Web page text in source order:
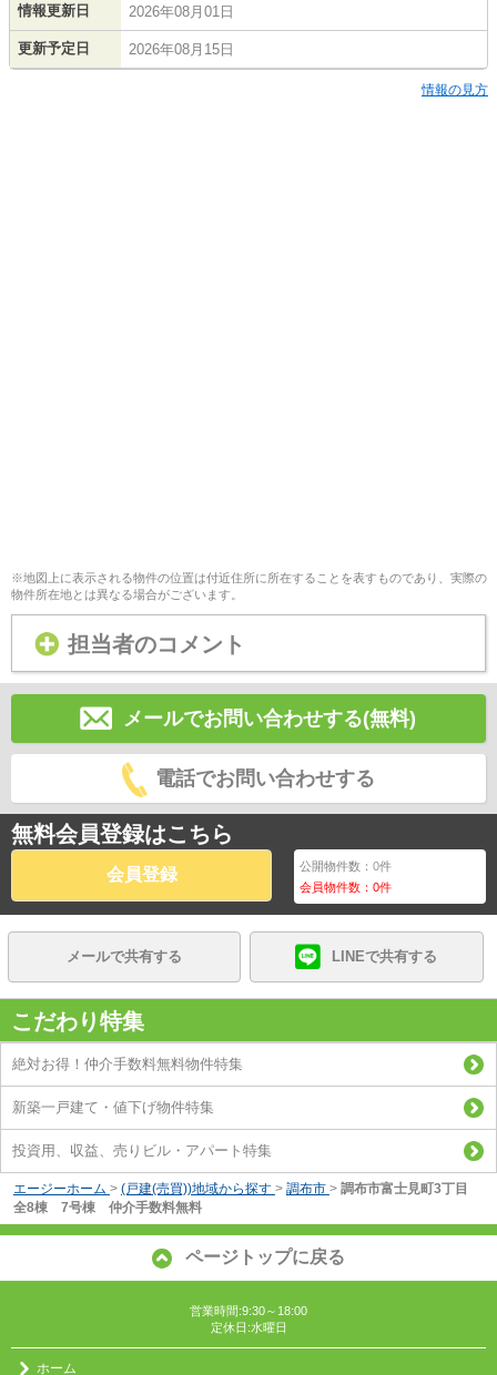
情報更新日 2026年08月01日
更新予定日 2026年08月15日
情報の見方
※地図上に表示される物件の位置は付近住所に所在することを表すものであり、実際の
物件所在地とは異なる場合がございます。
担当者のコメント
メールでお問い合わせする(無料)
電話でお問い合わせする
無料会員登録はこちら
会員登録 公開物件数：0件
会員物件数：0件
メールで共有する LINEで共有する
こだわり特集
絶対お得！仲介手数料無料物件特集
新築一戸建て・値下げ物件特集
投資用、収益、売りビル・アパート特集
エージーホーム > (戸建(売買))地域から探す > 調布市 > 調布市富士見町3丁目
全8棟 7号棟 仲介手数料無料
ページトップに戻る
営業時間:9:30～18:00
定休日:水曜日
ホーム